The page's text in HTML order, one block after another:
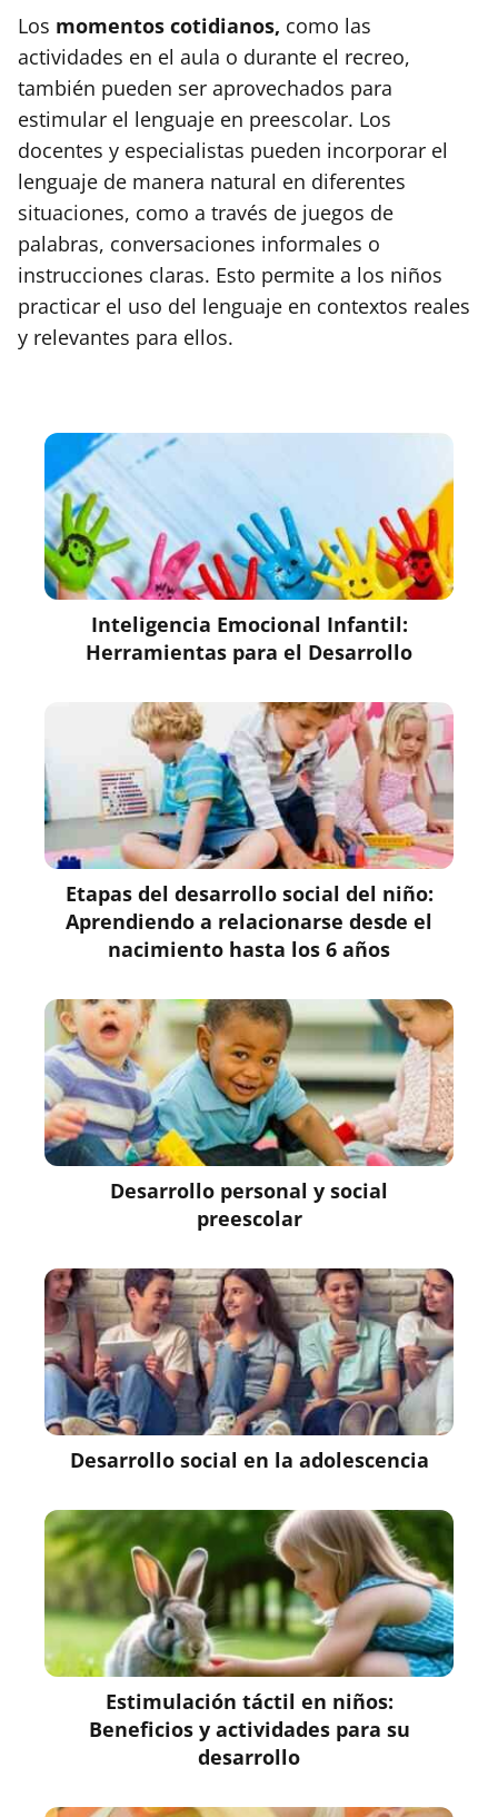
Los momentos cotidianos, como las
actividades en el aula o durante el recreo,
también pueden ser aprovechados para
estimular el lenguaje en preescolar. Los
docentes y especialistas pueden incorporar el
lenguaje de manera natural en diferentes
situaciones, como a través de juegos de
palabras, conversaciones informales o
instrucciones claras. Esto permite a los niños
practicar el uso del lenguaje en contextos reales
y relevantes para ellos.
Inteligencia Emocional Infantil:
Herramientas para el Desarrollo
Etapas del desarrollo social del niño:
Aprendiendo a relacionarse desde el
nacimiento hasta los 6 años
Desarrollo personal y social
preescolar
Desarrollo social en la adolescencia
Estimulación táctil en niños:
Beneficios y actividades para su
desarrollo